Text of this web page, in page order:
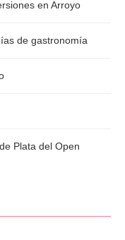
en Arroyo
de gastronomía
Plata del Open